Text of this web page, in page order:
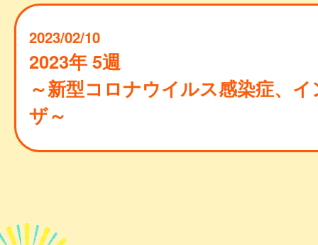
2023/02/10
2023年 5週
～新型コロナウイルス感染症、
ザ～